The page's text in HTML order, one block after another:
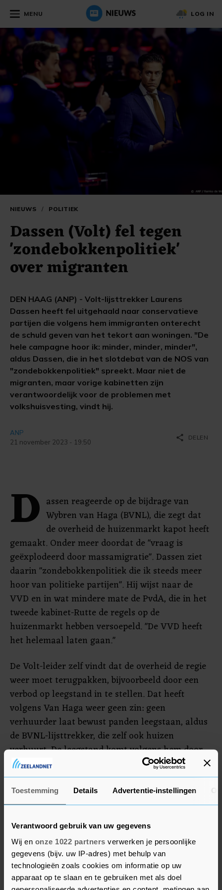
Toestemming Details Advertentie-instellingen
Verantwoord gebruik van uw gegevens
Wij en onze 1022 partners verwerken je persoonlijke
gegevens (bijv. uw IP-adres) met behulp van
technologieën zoals cookies om informatie op uw
apparaat op te slaan en te gebruiken met als doel
MENU LOG IN
NIEUWS / POLITIEK
Dassen (Volt) fel tegen
'zondebokkenpolitiek'
over migranten
DEN HAAG (ANP) - Volt-lijsttrekker Laurens
Dassen heeft fel uitgehaald naar conservatieve
partijen die volgens hem immigranten onterecht
de schuld geven van het tekort aan woningen. "De
hele campagne hoor ik: minder, minder, minder",
aldus Dassen, die in het slotdebat van de NOS van
"zondebokkenpolitiek" spreekt. Maar niet de
migranten, maar vorige kabinetten zijn
verantwoordelijk voor de problemen met
volkshuisvesting, vindt hij.
ANP
21 november 2023 - 19:50
share DELEN
D assen reageerde op de bijdrage van
Wybren van Haga (BVNL), die zegt dat
de overheid de huizenmarkt kapot heeft
gemaakt. Onder meer doordat de "vraag is
geëxplodeerd door massamigratie". Dassen ziet
daarin "zondebokkenpolitiek die ik steeds meer
hoor van politieke partijen". Hij wijst naar de
VVD en in wat mindere mate de PvdA, die in het
tweede kabinet-Rutte de regels op de
huizenmarkt hebben versoepeld. "De VVD heeft
het helemaal laten gaan."
De Volt-leider zelf vindt dat de overheid de regie
weer moet terugpakken, bijvoorbeeld door een
verbod op leegstand in te stellen. Dat heeft
volgens Van Haga weer geen zin: geen
verhuurder laat bewust panden leegstaan, aldus
de BVNL-lijsttrekker, die zelf ook huizen
verhuurt. De leegstand komt volgens hem door
de regels die de overheid verhuurders oplegt.
De twee partijleiders stonden met SGP-
lijsttrekker Chris Stoffer tegenover elkaar over
ging het eerder op de avond ook al over migratie,
een van de meest besproken thema's deze
verkiezingscampagne.